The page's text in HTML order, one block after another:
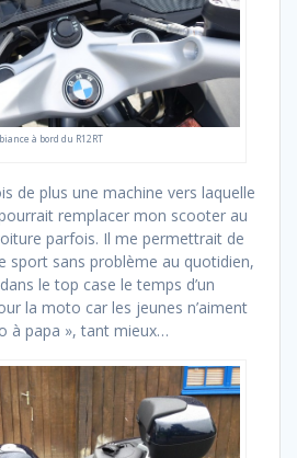
à bord du R12RT
de plus une machine vers laquelle
pourrait remplacer mon scooter au
parfois. Il me permettrait de
sport sans problème au quotidien,
le top case le temps d’un
la moto car les jeunes n’aiment
à papa », tant mieux…